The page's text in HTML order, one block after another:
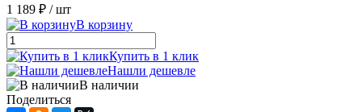
1 189 ₽ / шт
В корзину
Купить в 1 клик
Нашли дешевле
В наличии
Поделиться